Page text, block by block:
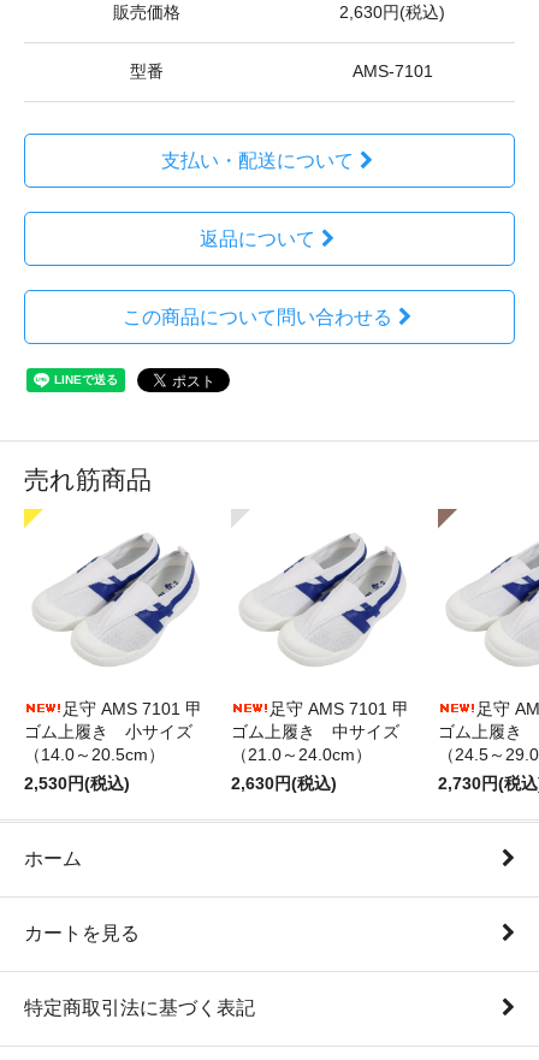
販売価格 2,630円(税込)
型番 AMS-7101
支払い・配送について
返品について
この商品について問い合わせる
売れ筋商品
足守 AMS 7101 甲
ゴム上履き 小サイズ
（14.0～20.5cm）
2,530円(税込)
足守 AMS 7101 甲
ゴム上履き 中サイズ
（21.0～24.0cm）
2,630円(税込)
足守
ゴム上履き
（24.5～
2,730円(税
ホーム
カートを見る
特定商取引法に基づく表記